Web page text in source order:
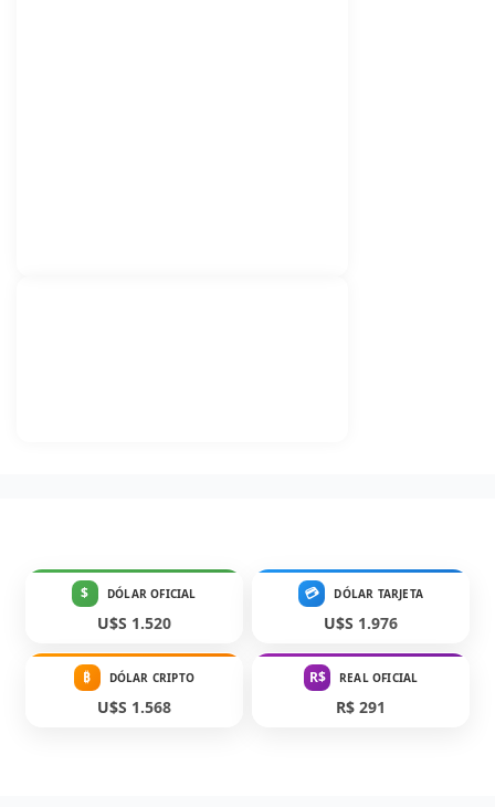
$ DÓLAR OFICIAL
U$S 1.520
💳 DÓLAR TARJETA
U$S 1.976
₿ DÓLAR CRIPTO
U$S 1.568
R$ REAL OFICIAL
R$ 291